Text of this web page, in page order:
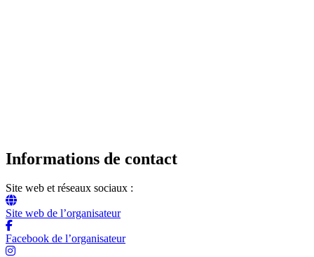
Informations de contact
Site web et réseaux sociaux :
Site web de l’organisateur
Facebook de l’organisateur